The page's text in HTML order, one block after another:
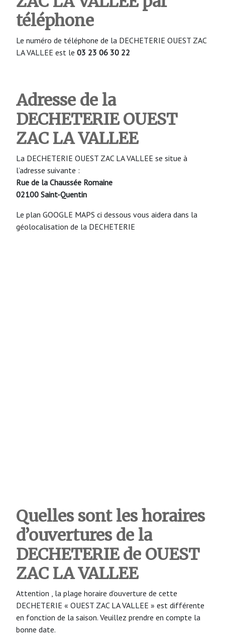
téléphone
Le numéro de téléphone de la DECHETERIE OUEST ZAC
LA VALLEE est le 03 23 06 30 22
Adresse de la
DECHETERIEOUEST
ZAC LA VALLEE
La DECHETERIE OUEST ZAC LA VALLEE se situe à
l’adresse suivante :
Rue de la Chaussée Romaine
02100 Saint-Quentin
Le plan GOOGLE MAPS ci dessous vous aidera dans la
géolocalisation de la DECHETERIE
Quelles sont les horaires
d’ouvertures de la
DECHETERIE de OUEST
ZAC LA VALLEE
Attention , la plage horaire d’ouverture de cette
DECHETERIE « OUEST ZAC LA VALLEE » est différente
en fonction de la saison. Veuillez prendre en compte la
bonne date.